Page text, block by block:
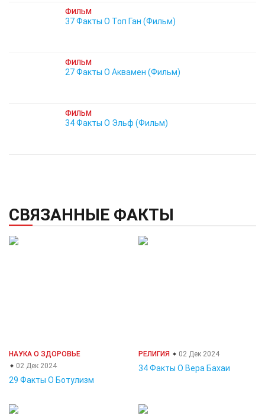
ФИЛЬМ
37 Факты О Топ Ган (Фильм)
ФИЛЬМ
27 Факты О Аквамен (Фильм)
ФИЛЬМ
34 Факты О Эльф (Фильм)
СВЯЗАННЫЕ ФАКТЫ
НАУКА О ЗДОРОВЬЕ
02 Дек 2024
29 Факты О Ботулизм
РЕЛИГИЯ 02 Дек 2024
34 Факты О Вера Бахаи